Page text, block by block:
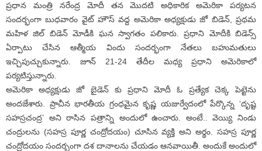
ప్రధాన మంత్రి నరేంద్ర మోదీ తన మొదటి అధికారిక అమెరికా పర్యటన
సందర్భంగా బుధవారం వైట్ హౌస్ వద్ద అమెరికా అధ్యక్షుడు జో బిడెన్, ప్రథమ
మహిళ జిల్ బిడెన్ మోడీకి ఘ‌న స్వాగతం పలికారు. ప్రధాని మోదీకి బిడెన్స్
ఏర్పాటు చేసిన ఆత్మీయ విందు సందర్భంగా నేతలు బహుమతులు
ఇచ్చిపుచ్చుకున్నారు. జూన్ 21-24 తేదీల మధ్య ప్ర‌ధాని అమెరికాలో
పర్యటిస్తున్నారు.
అమెరికా అధ్యక్షుడు జో బైడెన్ కు ప్రధాని మోదీ ఓ ప్రత్యేక చెక్క పెట్టెను
అందజేశారు. ప్రాచీన భారతీయ గ్రంధమైన కృష్ణ యజుర్వేదంలో పేర్కొన్న ‘దృష్ట
సహస్రచంద్ర’ అని రాసిన పత్రాన్ని అందులో ఉంచారు. అంటే.. వెయ్యి నిండు
చంద్రులను (సహస్ర పూర్ణ చంద్రోదయం) చూసిన వ్యక్తి అని అర్థం. సహస్ర పూర్ణ
చంద్రోదయం సందర్భంగా దశ దానాలను చేయడం ఆనవాయితీ. అందుకే అందులో